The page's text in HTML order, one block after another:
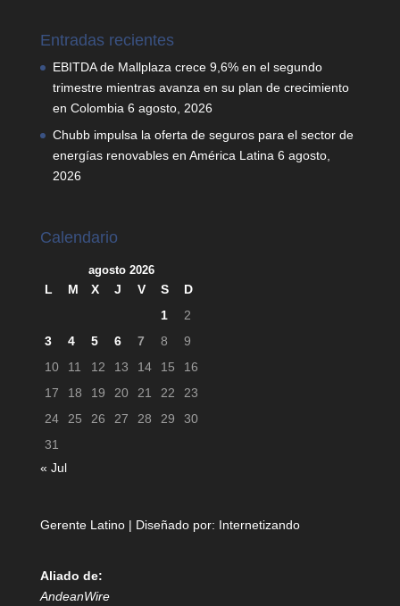
Entradas recientes
EBITDA de Mallplaza crece 9,6% en el segundo
trimestre mientras avanza en su plan de crecimiento
en Colombia 6 agosto, 2026
Chubb impulsa la oferta de seguros para el sector de
energías renovables en América Latina 6 agosto,
2026
Calendario
agosto 2026
L M X J V S
D
1
2
3
4 5 6 7 8
9
10
11 12 13 14 15
16
17
18 19 20 21 22
23
24
25 26 27 28 29
30
31
« Jul
Gerente Latino | Diseñado por: Internetizando
Aliado de:
AndeanWire